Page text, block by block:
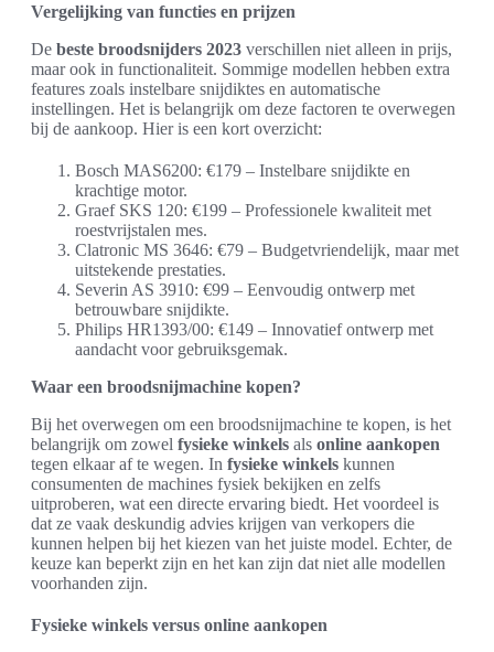
Vergelijking van functies en prijzen
De beste broodsnijders 2023 verschillen niet alleen in prijs,
maar ook in functionaliteit. Sommige modellen hebben extra
features zoals instelbare snijdiktes en automatische
instellingen. Het is belangrijk om deze factoren te overwegen
bij de aankoop. Hier is een kort overzicht:
Bosch MAS6200: €179 – Instelbare snijdikte en
krachtige motor.
Graef SKS 120: €199 – Professionele kwaliteit met
roestvrijstalen mes.
Clatronic MS 3646: €79 – Budgetvriendelijk, maar met
uitstekende prestaties.
Severin AS 3910: €99 – Eenvoudig ontwerp met
betrouwbare snijdikte.
Philips HR1393/00: €149 – Innovatief ontwerp met
aandacht voor gebruiksgemak.
Waar een broodsnijmachine kopen?
Bij het overwegen om een broodsnijmachine te kopen, is het
belangrijk om zowel fysieke winkels als online aankopen
tegen elkaar af te wegen. In fysieke winkels kunnen
consumenten de machines fysiek bekijken en zelfs
uitproberen, wat een directe ervaring biedt. Het voordeel is
dat ze vaak deskundig advies krijgen van verkopers die
kunnen helpen bij het kiezen van het juiste model. Echter, de
keuze kan beperkt zijn en het kan zijn dat niet alle modellen
voorhanden zijn.
Fysieke winkels versus online aankopen